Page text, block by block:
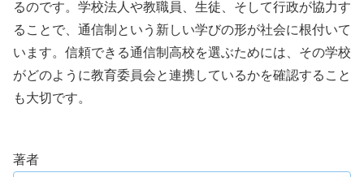
るのです。学校法人や教職員、生徒、そして行政が協力す
ることで、通信制という新しい学びの形が社会に根付いて
います。信頼できる通信制高校を選ぶためには、その学校
がどのように教育委員会と連携しているかを確認すること
も大切です。
著者